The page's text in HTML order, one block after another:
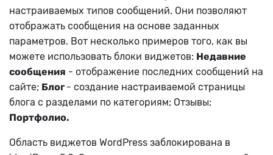
настраиваемых типов сообщений. Они позволяют
отображать сообщения на основе заданных
параметров. Вот несколько примеров того, как вы
можете использовать блоки виджетов: Недавние
сообщения - отображение последних сообщений на
сайте; Блог - создание настраиваемой страницы
блога с разделами по категориям; Отзывы;
Портфолио.
Область виджетов WordPress заблокирована в